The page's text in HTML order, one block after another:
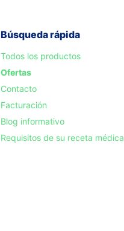
Búsqueda rápida
Todos los productos
Ofertas
Contacto
Facturación
Blog informativo
Requisitos de su receta médica